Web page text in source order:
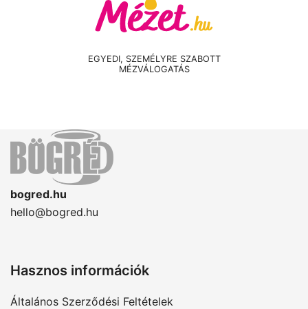
EGYEDI, SZEMÉLYRE SZABOTT
MÉZVÁLOGATÁS
bogred.hu
hello@bogred.hu
Hasznos információk
Általános Szerződési Feltételek